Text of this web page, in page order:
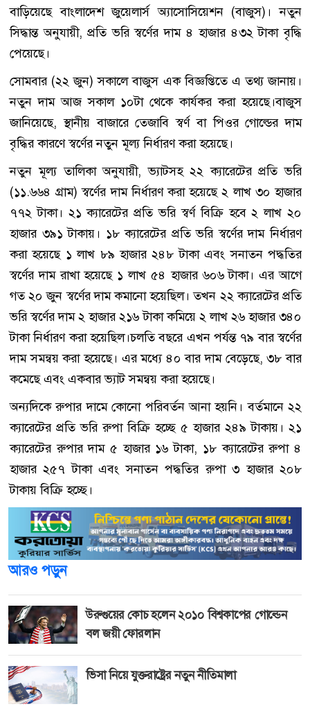
বাড়িয়েছে বাংলাদেশ জুয়েলার্স অ্যাসোসিয়েশন (বাজুস)। নতুন
সিদ্ধান্ত অনুযায়ী, প্রতি ভরি স্বর্ণের দাম ৪ হাজার ৪৩২ টাকা বৃদ্ধি
পেয়েছে।
সোমবার (২২ জুন) সকালে বাজুস এক বিজ্ঞপ্তিতে এ তথ্য জানায়।
নতুন দাম আজ সকাল ১০টা থেকে কার্যকর করা হয়েছে।বাজুস
জানিয়েছে, স্থানীয় বাজারে তেজাবি স্বর্ণ বা পিওর গোল্ডের দাম
বৃদ্ধির কারণে স্বর্ণের নতুন মূল্য নির্ধারণ করা হয়েছে।
নতুন মূল্য তালিকা অনুযায়ী, ভ্যাটসহ ২২ ক্যারেটের প্রতি ভরি
(১১.৬৬৪ গ্রাম) স্বর্ণের দাম নির্ধারণ করা হয়েছে ২ লাখ ৩০ হাজার
৭৭২ টাকা। ২১ ক্যারেটের প্রতি ভরি স্বর্ণ বিক্রি হবে ২ লাখ ২০
হাজার ৩৯১ টাকায়। ১৮ ক্যারেটের প্রতি ভরি স্বর্ণের দাম নির্ধারণ
করা হয়েছে ১ লাখ ৮৯ হাজার ২৪৮ টাকা এবং সনাতন পদ্ধতির
স্বর্ণের দাম রাখা হয়েছে ১ লাখ ৫৪ হাজার ৬০৬ টাকা। এর আগে
গত ২০ জুন স্বর্ণের দাম কমানো হয়েছিল। তখন ২২ ক্যারেটের প্রতি
ভরি স্বর্ণের দাম ২ হাজার ২১৬ টাকা কমিয়ে ২ লাখ ২৬ হাজার ৩৪০
টাকা নির্ধারণ করা হয়েছিল।চলতি বছরে এখন পর্যন্ত ৭৯ বার স্বর্ণের
দাম সমন্বয় করা হয়েছে। এর মধ্যে ৪০ বার দাম বেড়েছে, ৩৮ বার
কমেছে এবং একবার ভ্যাট সমন্বয় করা হয়েছে।
অন্যদিকে রুপার দামে কোনো পরিবর্তন আনা হয়নি। বর্তমানে ২২
ক্যারেটের প্রতি ভরি রুপা বিক্রি হচ্ছে ৫ হাজার ২৪৯ টাকায়। ২১
ক্যারেটের রুপার দাম ৫ হাজার ১৬ টাকা, ১৮ ক্যারেটের রুপা ৪
হাজার ২৫৭ টাকা এবং সনাতন পদ্ধতির রুপা ৩ হাজার ২০৮
টাকায় বিক্রি হচ্ছে।
আরও পড়ুন
উরুগুয়ের কোচ হলেন ২০১০ বিশ্বকাপের গোল্ডেন
বল জয়ী ফোরলান
ভিসা নিয়ে যুক্তরাষ্ট্রের নতুন নীতিমালা